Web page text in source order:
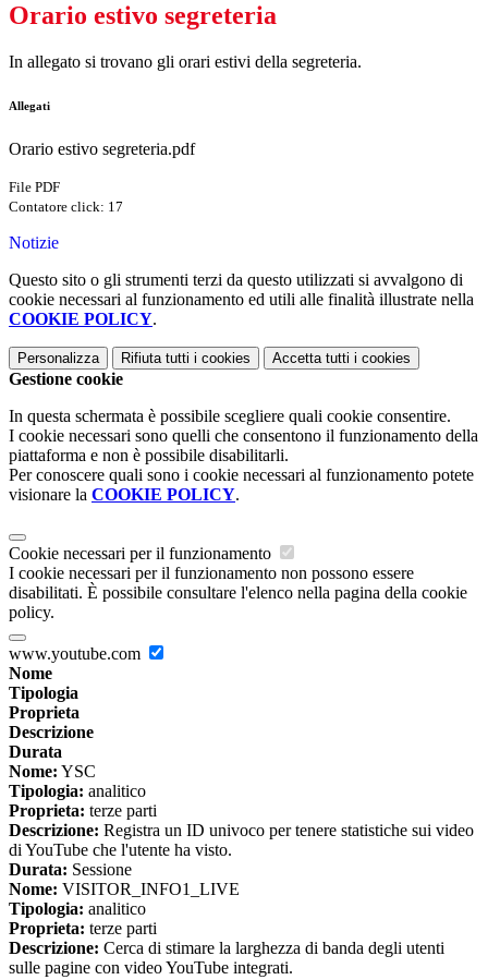
Orario estivo segreteria
In allegato si trovano gli orari estivi della segreteria.
Allegati
Orario estivo segreteria.pdf
File PDF
Contatore click: 17
Notizie
Questo sito o gli strumenti terzi da questo utilizzati si avvalgono di
cookie necessari al funzionamento ed utili alle finalità illustrate nella
COOKIE POLICY.
Personalizza Rifiuta tutti i cookies Accetta tutti i cookies
Gestione cookie
In questa schermata è possibile scegliere quali cookie consentire.
I cookie necessari sono quelli che consentono il funzionamento della
piattaforma e non è possibile disabilitarli.
Per conoscere quali sono i cookie necessari al funzionamento potete
visionare la COOKIE POLICY.
Cookie necessari per il funzionamento
I cookie necessari per il funzionamento non possono essere
disabilitati. È possibile consultare l'elenco nella pagina della cookie
policy.
www.youtube.com
Nome
Tipologia
Proprieta
Descrizione
Durata
Nome: YSC
Tipologia: analitico
Proprieta: terze parti
Descrizione: Registra un ID univoco per tenere statistiche sui video
di YouTube che l'utente ha visto.
Durata: Sessione
Nome: VISITOR_INFO1_LIVE
Tipologia: analitico
Proprieta: terze parti
Descrizione: Cerca di stimare la larghezza di banda degli utenti
sulle pagine con video YouTube integrati.